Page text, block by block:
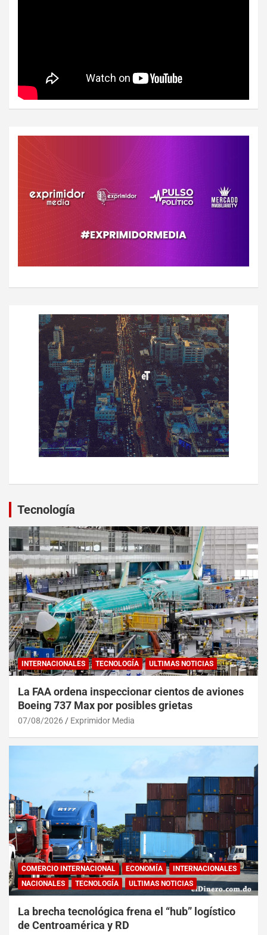
Tecnología
INTERNACIONALES TECNOLOGÍA ULTIMAS NOTICIAS
La FAA ordena inspeccionar cientos de aviones
Boeing 737 Max por posibles grietas
07/08/2026 Exprimidor Media
COMERCIO INTERNACIONAL ECONOMÍA
INTERNACIONALES
NACIONALES
TECNOLOGÍA ULTIMAS NOTICIAS
La brecha tecnológica frena el “hub” logístico
de Centroamérica y RD